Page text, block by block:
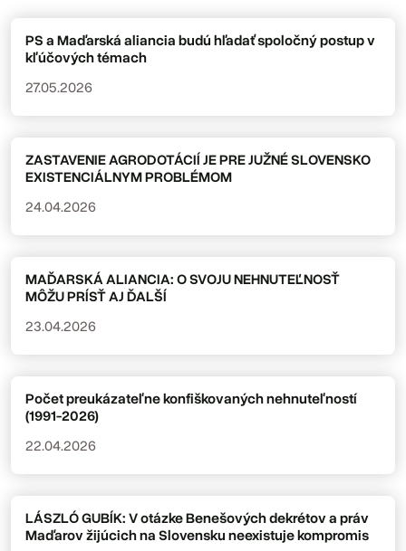
PS a Maďarská aliancia budú hľadať spoločný postup v
kľúčových témach
27.05.2026
ZASTAVENIE AGRODOTÁCIÍ JE PRE JUŽNÉ SLOVENSKO
EXISTENCIÁLNYM PROBLÉMOM
24.04.2026
MAĎARSKÁ ALIANCIA: O SVOJU NEHNUTEĽNOSŤ
MÔŽU PRÍSŤ AJ ĎALŠÍ
23.04.2026
Počet preukázateľne konfiškovaných nehnuteľností
(1991-2026)
22.04.2026
LÁSZLÓ GUBÍK: V otázke Benešových dekrétov a práv
Maďarov žijúcich na Slovensku neexistuje kompromis